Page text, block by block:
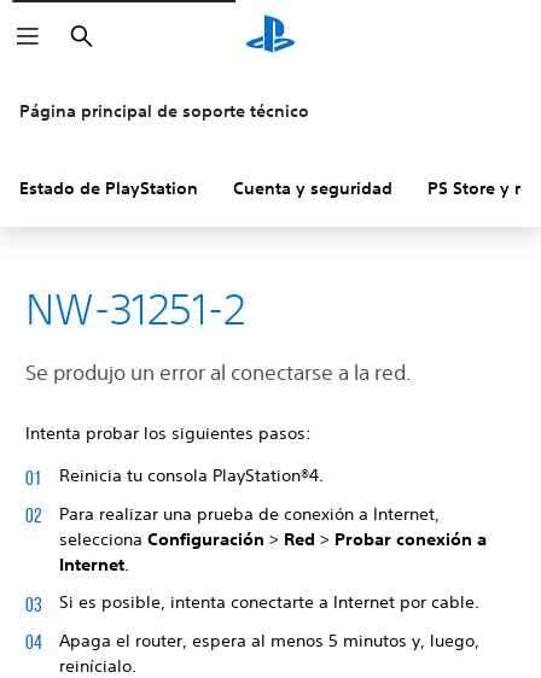
Buscar
Página principal de soporte técnico
Estado de PlayStation Cuenta y seguridad PS Store y
NW-31251-2
Se produjo un error al conectarse a la red.
Intenta probar los siguientes pasos:
Reinicia tu consola PlayStation®4.
Para realizar una prueba de conexión a Internet,
selecciona Configuración > Red > Probar conexión a
Internet
Si es posible, intenta conectarte a Internet por cable.
Apaga el router, espera al menos 5 minutos y, luego,
reinícialo.